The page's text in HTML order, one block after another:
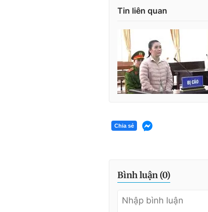
Tin liên quan
Chia sẻ
Bình luận (0)